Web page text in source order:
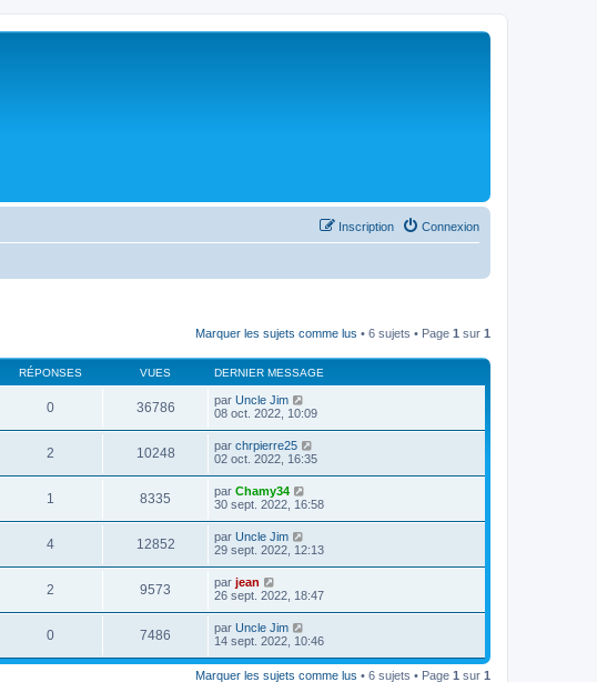
Connexion
Inscription
Marquer les sujets comme lus • 6 sujets • Page 1 sur 1
RÉPONSES VUES DERNIER MESSAGE
0 36786 par Uncle Jim
08 oct. 2022, 10:09
2 10248 par chrpierre25
02 oct. 2022, 16:35
1 8335 par Chamy34
30 sept. 2022, 16:58
4 12852 par Uncle Jim
29 sept. 2022, 12:13
2 9573 par jean
26 sept. 2022, 18:47
0 7486 par Uncle Jim
14 sept. 2022, 10:46
Marquer les sujets comme lus • 6 sujets • Page 1 sur 1